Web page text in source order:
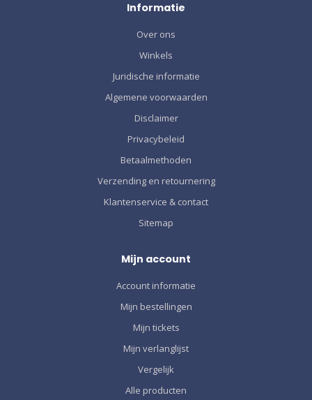
Informatie
Over ons
Winkels
Juridische informatie
Algemene voorwaarden
Disclaimer
Privacybeleid
Betaalmethoden
Verzending en retournering
Klantenservice & contact
Sitemap
Mijn account
Account informatie
Mijn bestellingen
Mijn tickets
Mijn verlanglijst
Vergelijk
Alle producten